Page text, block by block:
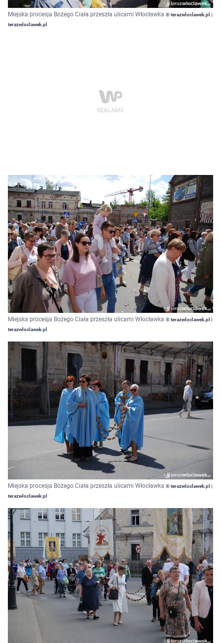
Miejska procesja Bożego Ciała przeszła ulicami Włocławka © terazwloclawek.pl |
terazwloclawek.pl
Miejska procesja Bożego Ciała przeszła ulicami Włocławka © terazwloclawek.pl |
terazwloclawek.pl
Miejska procesja Bożego Ciała przeszła ulicami Włocławka © terazwloclawek.pl |
terazwloclawek.pl